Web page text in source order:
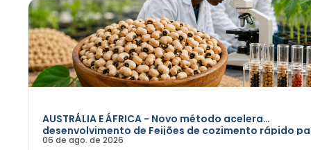
AUSTRÁLIA E ÁFRICA - Novo método acelera
desenvolvimento de Feijões de cozimento rápido
África
06 de ago. de 2026